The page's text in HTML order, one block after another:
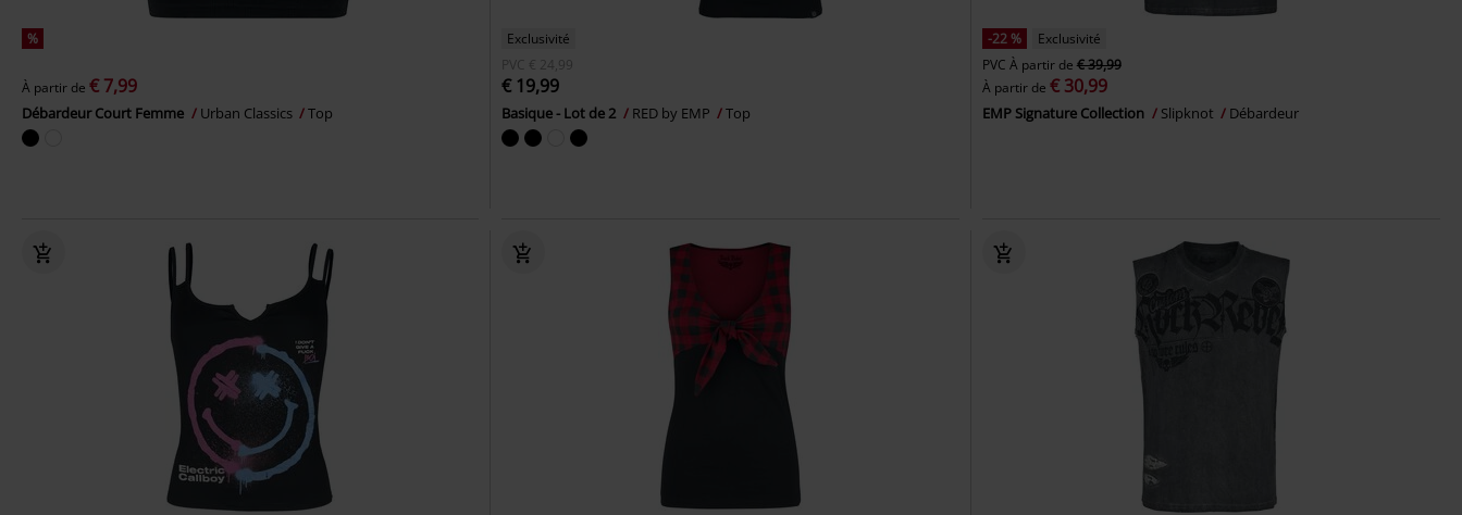
%
À partir de € 7,99
Débardeur Court Femme Urban Classics Top
Exclusivité
PVC € 24,99
€ 19,99
Basique - Lot de 2 RED by EMP Top
-22 %
Exclusivité
PVC À partir de € 39,99
À partir de € 30,99
EMP Signature Collection Slipknot Débardeur